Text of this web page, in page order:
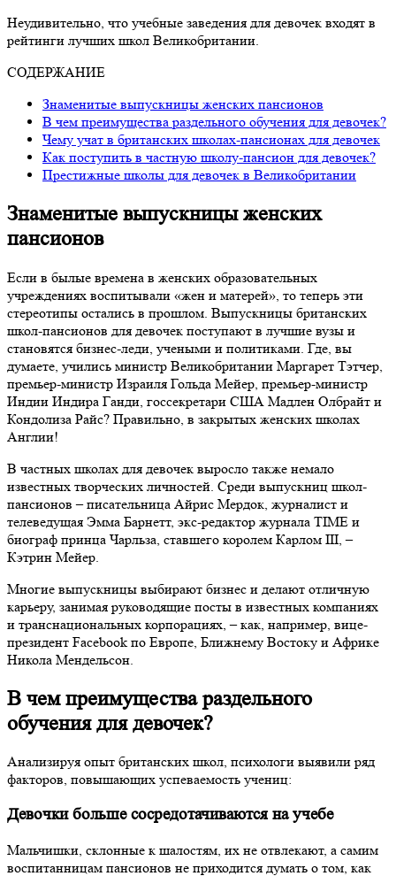
Неудивительно, что учебные заведения для девочек входят в
рейтинги лучших школ Великобритании.
СОДЕРЖАНИЕ
Знаменитые выпускницы женских пансионов
В чем преимущества раздельного обучения для девочек?
Чему учат в британских школах-пансионах для девочек
Как поступить в частную школу-пансион для девочек?
Престижные школы для девочек в Великобритании
Знаменитые выпускницы женских
пансионов
Если в былые времена в женских образовательных
учреждениях воспитывали «жен и матерей», то теперь эти
стереотипы остались в прошлом. Выпускницы британских
школ-пансионов для девочек поступают в лучшие вузы и
становятся бизнес-леди, учеными и политиками. Где, вы
думаете, учились министр Великобритании Маргарет Тэтчер,
премьер-министр Израиля Гольда Мейер, премьер-министр
Индии Индира Ганди, госсекретари США Мадлен Олбрайт и
Кондолиза Райс? Правильно, в закрытых женских школах
Англии!
В частных школах для девочек выросло также немало
известных творческих личностей. Среди выпускниц школ-
пансионов – писательница Айрис Мердок, журналист и
телеведущая Эмма Барнетт, экс-редактор журнала TIME и
биограф принца Чарльза, ставшего королем Карлом III, –
Кэтрин Мейер.
Многие выпускницы выбирают бизнес и делают отличную
карьеру, занимая руководящие посты в известных компаниях
и транснациональных корпорациях, – как, например, вице-
президент Facebook по Европе, Ближнему Востоку и Африке
Никола Мендельсон.
В чем преимущества раздельного
обучения для девочек?
Анализируя опыт британских школ, психологи выявили ряд
факторов, повышающих успеваемость учениц:
Девочки больше сосредотачиваются на учебе
Мальчишки, склонные к шалостям, их не отвлекают, а самим
воспитанницам пансионов не приходится думать о том, как